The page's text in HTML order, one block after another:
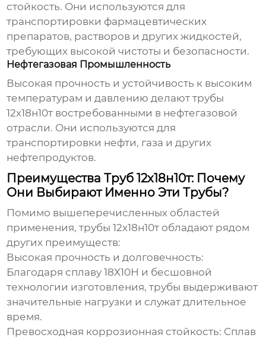
стойкость. Они используются для
транспортировки фармацевтических
препаратов, растворов и других жидкостей,
требующих высокой чистоты и безопасности.
Нефтегазовая Промышленность
Высокая прочность и устойчивость к высоким
температурам и давлению делаюттрубы
12х18н10т востребованными в нефтегазовой
отрасли. Они используются для
транспортировки нефти, газа и других
нефтепродуктов.
Преимущества Труб 12х18н10т: Почему
Они Выбирают Именно Эти Трубы?
Помимо вышеперечисленных областей
применения,трубы 12х18н10т обладают рядом
других преимуществ:
Высокая прочность и долговечность:
Благодаря сплаву 18Х10Н и бесшовной
технологии изготовления, трубы выдерживают
значительные нагрузки и служат длительное
время.
Превосходная коррозионная стойкость: Сплав